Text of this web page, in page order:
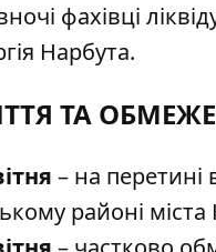
фахівці
Нарбута.
ТА
– на перетині
районі